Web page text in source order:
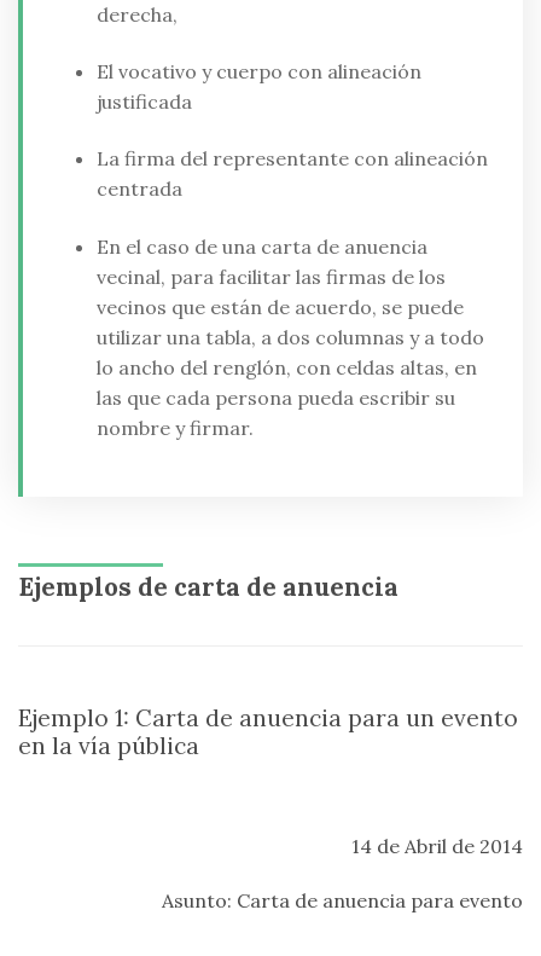
derecha,
El vocativo y cuerpo con alineación
justificada
La firma del representante con alineación
centrada
En el caso de una carta de anuencia
vecinal, para facilitar las firmas de los
vecinos que están de acuerdo, se puede
utilizar una tabla, a dos columnas y a todo
lo ancho del renglón, con celdas altas, en
las que cada persona pueda escribir su
nombre y firmar.
Ejemplos de carta de anuencia
Ejemplo 1: Carta de anuencia para un evento
en la vía pública
14 de Abril de 2014
Asunto: Carta de anuencia para evento